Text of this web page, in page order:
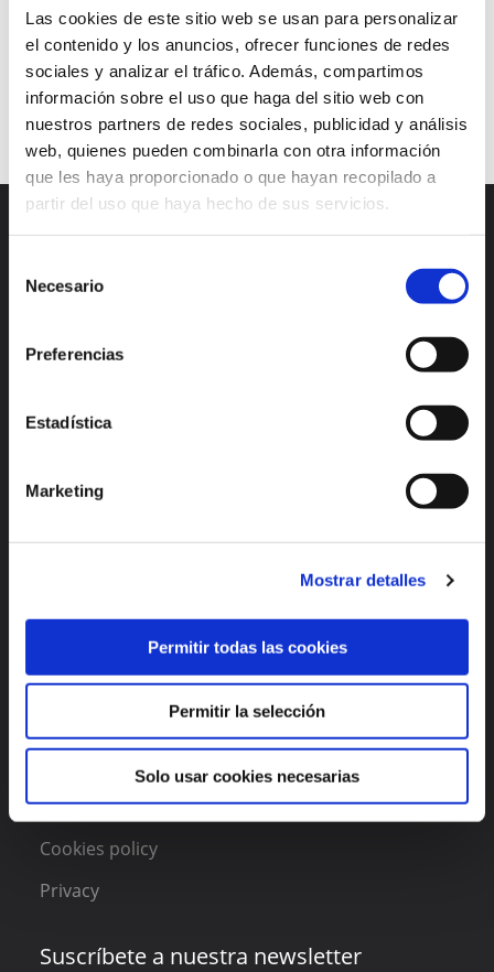
Las cookies de este sitio web se usan para personalizar
el contenido y los anuncios, ofrecer funciones de redes
sociales y analizar el tráfico. Además, compartimos
información sobre el uso que haga del sitio web con
nuestros partners de redes sociales, publicidad y análisis
web, quienes pueden combinarla con otra información
que les haya proporcionado o que hayan recopilado a
partir del uso que haya hecho de sus servicios.
Necesario
Preferencias
Estadística
Marketing
Mostrar detalles
Permitir todas las cookies
Permitir la selección
Solo usar cookies necesarias
Uniform Resources Locator URL user data
web page website
Continuar leyendo
Alicante
About DAAS Suite
Blog
Cookies policy
Privacy
Suscríbete a nuestra newsletter